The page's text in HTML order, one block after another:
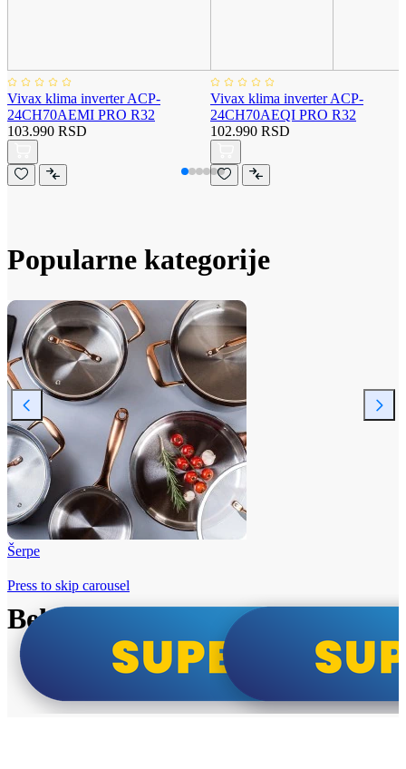
Vivax klima inverter ACP-
24CH70AEMI PRO R32
103.990 RSD
Vivax klima inverter ACP-
24CH70AEQI PRO R32
102.990 RSD
Popularne kategorije
Šerpe
Beko i Tesla super cene
Press to skip carousel